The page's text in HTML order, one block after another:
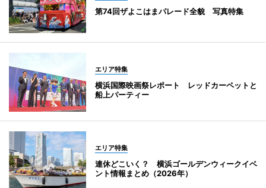
第74回ザよこはまパレード全貌 写真特集
エリア特集
横浜国際映画祭レポート レッドカーペットと
船上パーティー
エリア特集
連休どこいく？ 横浜ゴールデンウィークイベ
ント情報まとめ（2026年）